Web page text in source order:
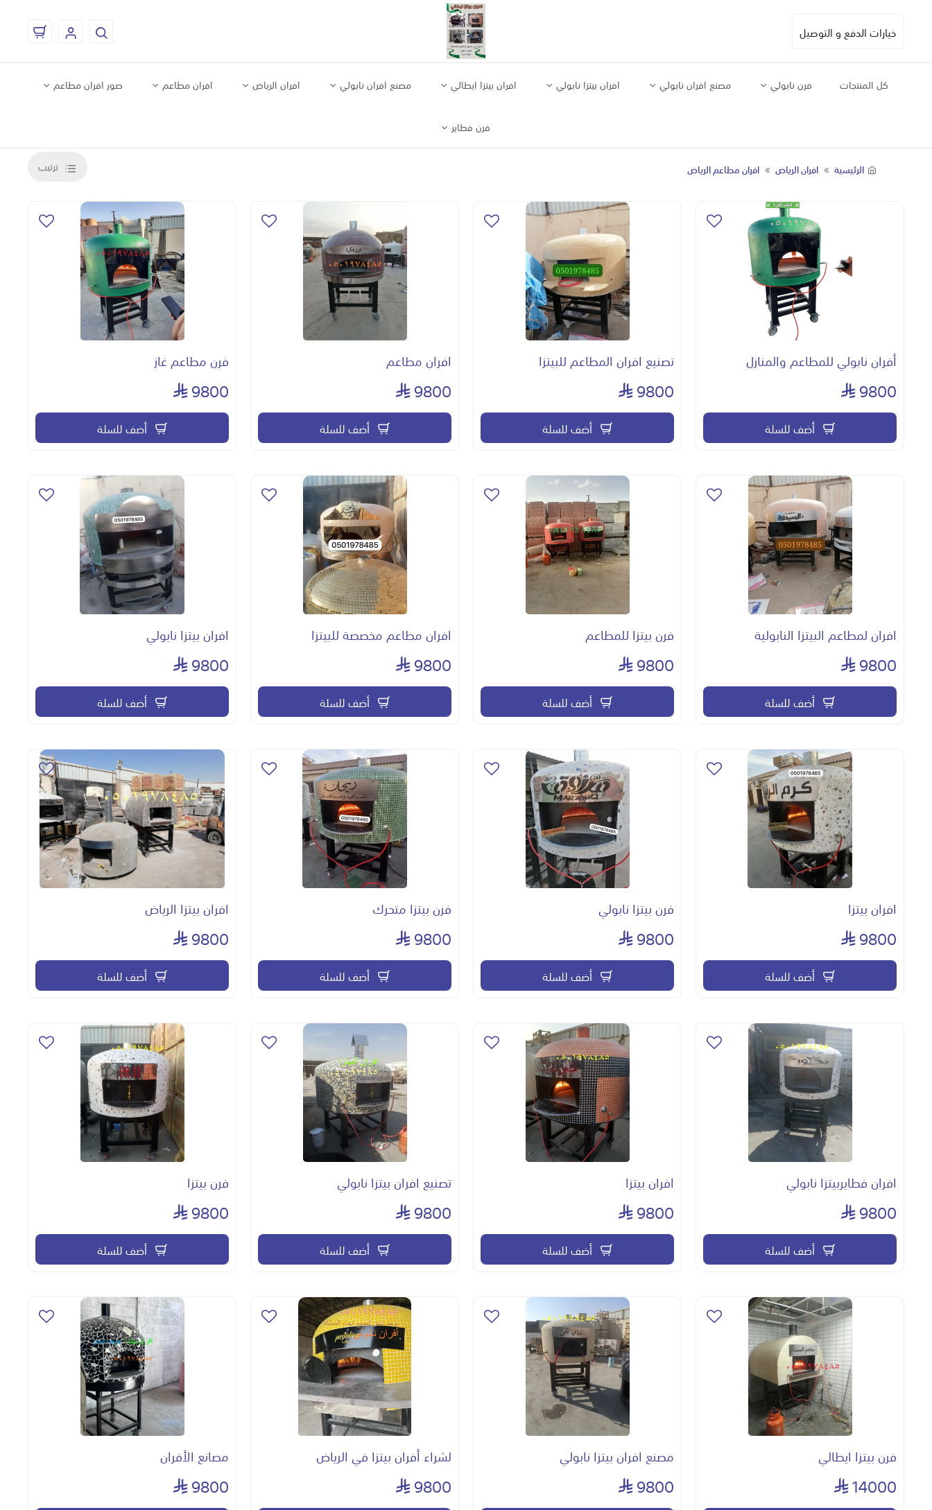
خيارات الدفع و التوصيل
كل المنتجات فرن نابولي مصنع افران نابولي افران بيتزا نابولي افران بيتزا ايطالي مصنع افران نابولي افران الرياض افران مطاعم صور افران مطاعم
فرن فطاير
الرئيسية افران الرياض افران مطاعم الرياض ترتيب
أفران نابولي للمطاعم والمنازل
9800
أضف للسلة
تصنيع افران المطاعم للبيتزا
9800
أضف للسلة
افران مطاعم
9800
أضف للسلة
فرن مطاعم غاز
9800
أضف للسلة
افران لمطاعم البيتزا النابولية
9800
أضف للسلة
فرن بيتزا للمطاعم
9800
أضف للسلة
افران مطاعم مخصصة للبيتزا
9800
أضف للسلة
افران بيتزا نابولي
9800
أضف للسلة
افران بيتزا
9800
أضف للسلة
فرن بيتزا نابولي
9800
أضف للسلة
فرن بيتزا متحرك
9800
أضف للسلة
افران بيتزا الرياض
9800
أضف للسلة
افران فطايربيتزا نابولي
9800
أضف للسلة
افران بيتزا
9800
أضف للسلة
تصنيع افران بيتزا نابولي
9800
أضف للسلة
فرن بيتزا
9800
أضف للسلة
فرن بيتزا ايطالي
14000
مصنع افران بيتزا نابولي
9800
لشراء أفران بيتزا في الرياض
9800
مصانع الأفران
9800